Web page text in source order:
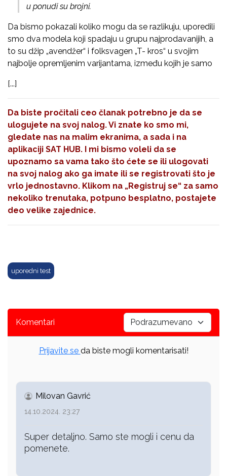
u ponudi su brojni.
Da bismo pokazali koliko mogu da se razlikuju, uporedili
smo dva modela koji spadaju u grupu najprodavanijih, a
to su džip „avendžer“ i folksvagen „T- kros“ u svojim
najbolje opremljenim varijantama, između kojih je samo
[...]
Da biste pročitali ceo članak potrebno je da se
ulogujete na svoj nalog. Vi znate ko smo mi,
gledate nas na malim ekranima, a sada i na
aplikaciji SAT HUB. I mi bismo voleli da se
upoznamo sa vama tako što ćete se ili ulogovati
na svoj nalog ako ga imate ili se registrovati što je
vrlo jednostavno. Klikom na „Registruj se“ za samo
nekoliko trenutaka, potpuno besplatno, postajete
deo velike zajednice.
uporedni test
Komentari
Prijavite se da biste mogli komentarisati!
Milovan Gavrić
14.10.2024. 23:27
Super detaljno. Samo ste mogli i cenu da
pomenete.